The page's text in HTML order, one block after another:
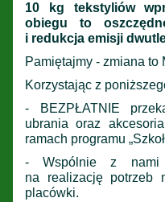
10 kg tekstyliów
obiegu to
i redukcja emisji
Pamiętajmy - zmiana to
Korzystając z
- BEZPŁATNIE
ubrania oraz
ramach programu
- Wspólnie z nami
na realizację potrzeb
placówki.